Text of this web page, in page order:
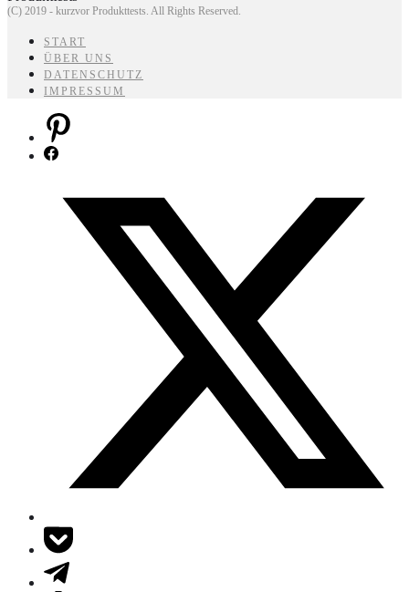
(C) 2019 - kurzvor Produkttests. All Rights Reserved.
START
ÜBER UNS
DATENSCHUTZ
IMPRESSUM